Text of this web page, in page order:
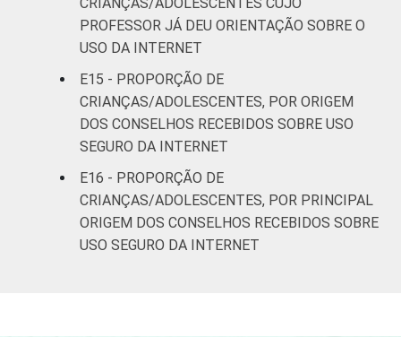
PROFESSOR JÁ DEU ORIENTAÇÃO SOBRE O
USO DA INTERNET
E15 - PROPORÇÃO DE
CRIANÇAS/ADOLESCENTES, POR ORIGEM
DOS CONSELHOS RECEBIDOS SOBRE USO
SEGURO DA INTERNET
E16 - PROPORÇÃO DE
CRIANÇAS/ADOLESCENTES, POR PRINCIPAL
ORIGEM DOS CONSELHOS RECEBIDOS SOBRE
USO SEGURO DA INTERNET